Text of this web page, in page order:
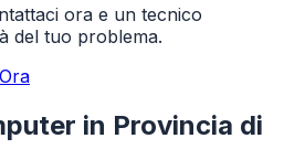
ora e un tecnico
del tuo problema.
in Provincia di